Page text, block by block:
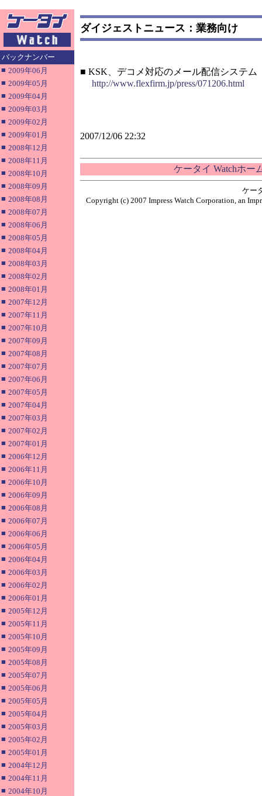
バックナンバー
■ 2009年06月
■ 2009年05月
■ 2009年04月
■ 2009年03月
■ 2009年02月
■ 2009年01月
■ 2008年12月
■ 2008年11月
■ 2008年10月
■ 2008年09月
■ 2008年08月
■ 2008年07月
■ 2008年06月
■ 2008年05月
■ 2008年04月
■ 2008年03月
■ 2008年02月
■ 2008年01月
■ 2007年12月
■ 2007年11月
■ 2007年10月
■ 2007年09月
■ 2007年08月
■ 2007年07月
■ 2007年06月
■ 2007年05月
■ 2007年04月
■ 2007年03月
■ 2007年02月
■ 2007年01月
■ 2006年12月
■ 2006年11月
■ 2006年10月
■ 2006年09月
■ 2006年08月
■ 2006年07月
■ 2006年06月
■ 2006年05月
■ 2006年04月
■ 2006年03月
■ 2006年02月
■ 2006年01月
■ 2005年12月
■ 2005年11月
■ 2005年10月
■ 2005年09月
■ 2005年08月
■ 2005年07月
■ 2005年06月
■ 2005年05月
■ 2005年04月
■ 2005年03月
■ 2005年02月
■ 2005年01月
■ 2004年12月
■ 2004年11月
■ 2004年10月
ダイジェストニュース：業務向け
■ KSK、デコメ対応のメール配信システム
http://www.flexfirm.jp/press/071206.html
2007/12/06 22:32
ケータイ Watchホー
ケー
Copyright (c) 2007 Impress Watch Corporation, an